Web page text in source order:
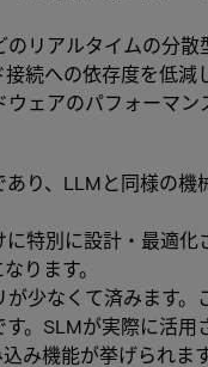
リアルタイムの分
続への依存度を低
ェアのパフォーマン
あり、LLMと同様の
特別に設計・最適
ります。
少なくて済みます
。SLMが実際に活
み機能が挙げられます